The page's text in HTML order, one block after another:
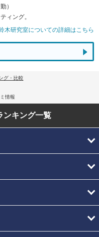
）
ィング。
木研究室についての詳細はこちら
グ・比較
情報
ンキング一覧